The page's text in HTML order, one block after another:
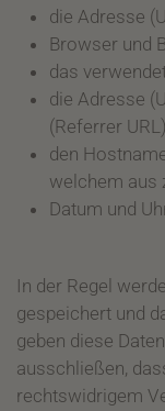
die Adresse
Browser und
das
die Adresse
(Referrer URL)
den
welchem aus
Datum und
In der Regel
gespeichert und
geben diese
ausschließen,
rechtswidrigem